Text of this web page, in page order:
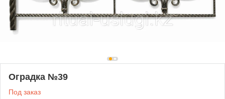
Оградка №39
Под заказ